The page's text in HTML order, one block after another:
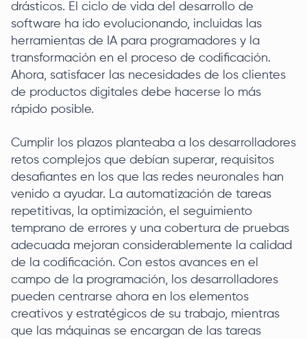
drásticos. El ciclo de vida del desarrollo de
software ha ido evolucionando, incluidas las
herramientas de IA para programadores y la
transformación en el proceso de codificación.
Ahora, satisfacer las necesidades de los clientes
de productos digitales debe hacerse lo más
rápido posible.
Cumplir los plazos planteaba a los desarrolladores
retos complejos que debían superar, requisitos
desafiantes en los que las redes neuronales han
venido a ayudar. La automatización de tareas
repetitivas, la optimización, el seguimiento
temprano de errores y una cobertura de pruebas
adecuada mejoran considerablemente la calidad
de la codificación. Con estos avances en el
campo de la programación, los desarrolladores
pueden centrarse ahora en los elementos
creativos y estratégicos de su trabajo, mientras
que las máquinas se encargan de las tareas